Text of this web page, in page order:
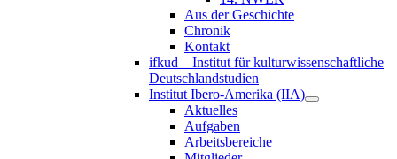
Aus der Geschichte
Chronik
Kontakt
ifkud – Institut für kulturwissenschaftliche
Deutschlandstudien
Institut Ibero-Amerika (IIA)
Aktuelles
Aufgaben
Arbeitsbereiche